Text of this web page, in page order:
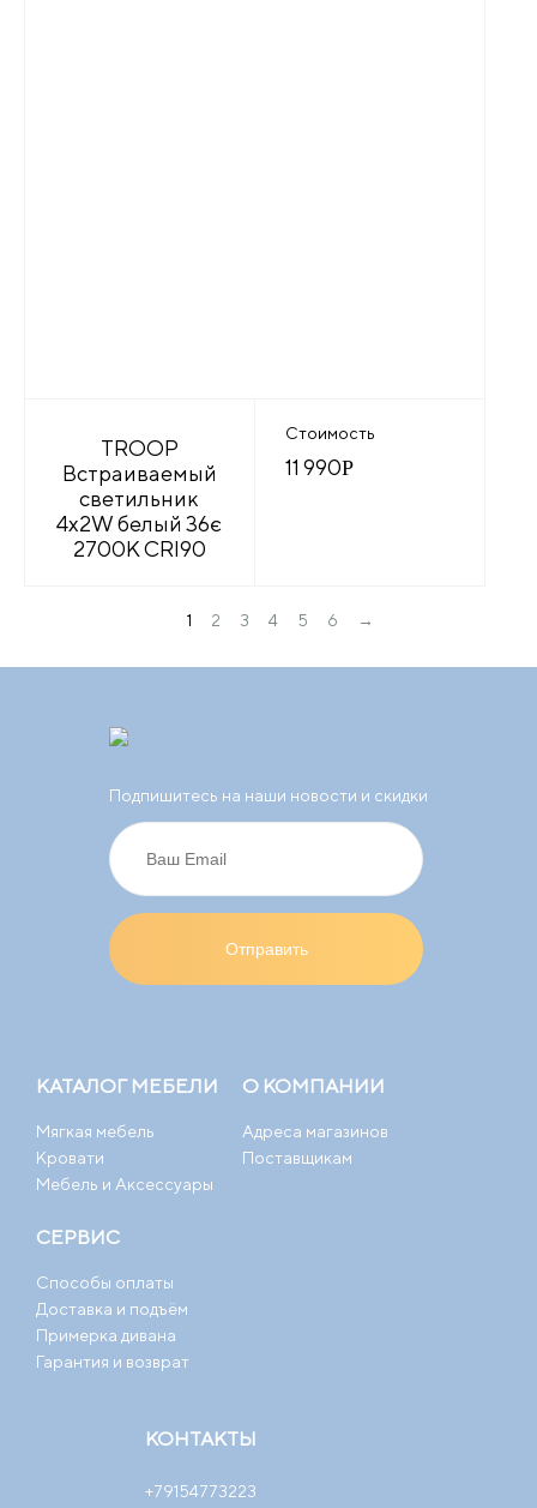
TROOP
Встраиваемый
светильник
4x2W белый 36є
2700K CRI90
Стоимость
11 990Р
1 2 3 4 5 6 →
Подпишитесь на наши новости и скидки
КАТАЛОГ МЕБЕЛИ
Мягкая мебель
Кровати
Мебель и Аксессуары
О КОМПАНИИ
Адреса магазинов
Поставщикам
СЕРВИС
Способы оплаты
Доставка и подъём
Примерка дивана
Гарантия и возврат
КОНТАКТЫ
+79154773223